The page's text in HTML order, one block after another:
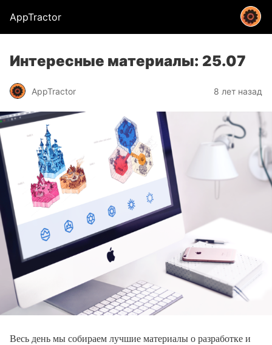
AppTractor
Интересные материалы: 25.07
AppTractor 8 лет назад
Весь день мы собираем лучшие материалы о разработке и